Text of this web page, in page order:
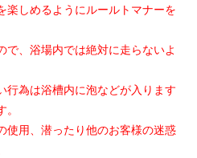
楽しめるようにルールトマナーを
で、浴場内では絶対に走らないよ
行為は浴槽内に泡などが入ります
使用、潜ったり他のお客様の迷惑